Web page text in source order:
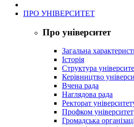
ПРО УНІВЕРСИТЕТ
Про університет
Загальна
Історія
Структура
Керівництво
Вчена рада
Наглядова рада
Ректорат
Профком
Громадська